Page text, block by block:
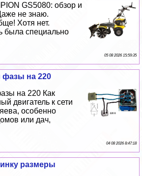
GS5080: обзор и
не знаю.
Хотя нет.
была специально
05 08 2026 15:59:35
фазы на 220
на 220 Как
двигатель к сети
особенно
или дач,
04 08 2026 8:47:18
размеры